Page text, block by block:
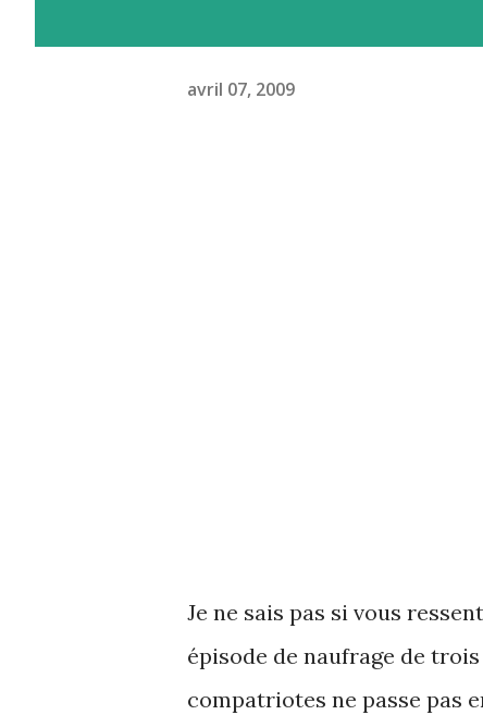
avril 07, 2009
Je ne sais pas si vous
épisode de naufrage de
compatriotes ne passe pas